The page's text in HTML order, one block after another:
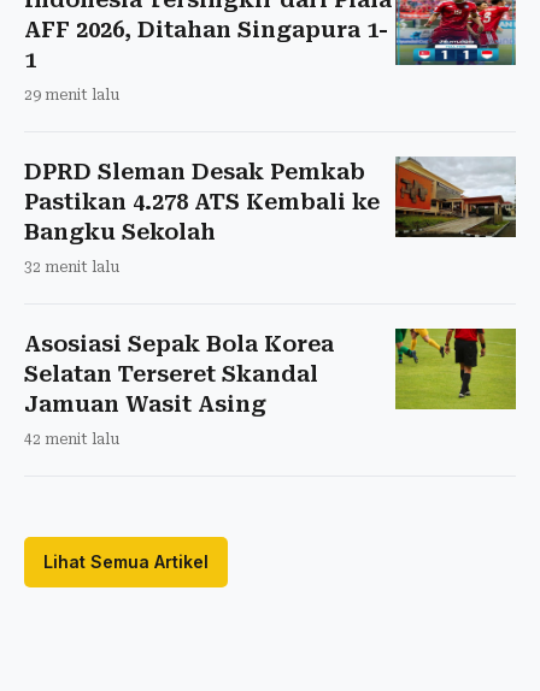
AFF 2026, Ditahan Singapura 1-
1
29 menit lalu
DPRD Sleman Desak Pemkab
Pastikan 4.278 ATS Kembali ke
Bangku Sekolah
32 menit lalu
Asosiasi Sepak Bola Korea
Selatan Terseret Skandal
Jamuan Wasit Asing
42 menit lalu
Lihat Semua Artikel